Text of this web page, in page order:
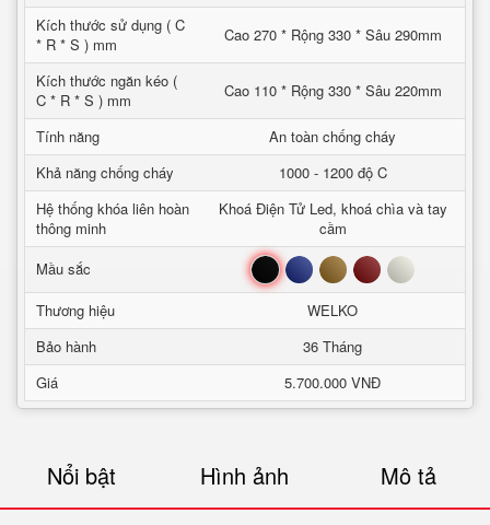
Kích thước sử dụng ( C
* R * S ) mm
Cao 270 * Rộng 330 * Sâu 290mm
Kích thước ngăn kéo (
C * R * S ) mm
Cao 110 * Rộng 330 * Sâu 220mm
Tính năng
An toàn chống cháy
Khả năng chống cháy
1000 - 1200 độ C
Hệ thống khóa liên hoàn
thông minh
Khoá Điện Tử Led, khoá chìa và tay
cầm
Mầu sắc
Đen Xanh Nâu Đỏ Trắng
Thương hiệu
WELKO
Bảo hành
36 Tháng
Giá
5.700.000 VNĐ
Nổi bật Hình ảnh Mô tả